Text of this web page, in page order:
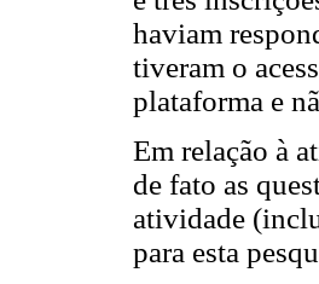
haviam
tiveram o
plataforma e
Em relação à
de fato as
atividade
para esta